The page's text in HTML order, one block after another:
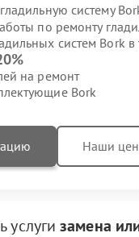
систему
по ремонту
систем Bork в
на ремонт
Bork
Наши
услугизамена